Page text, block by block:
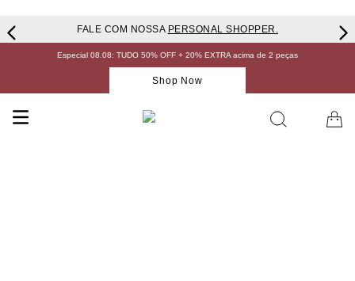
FALE COM NOSSA PERSONAL SHOPPER.
Especial 08.08: TUDO 50% OFF + 20% EXTRA acima de 2 peças
Shop Now